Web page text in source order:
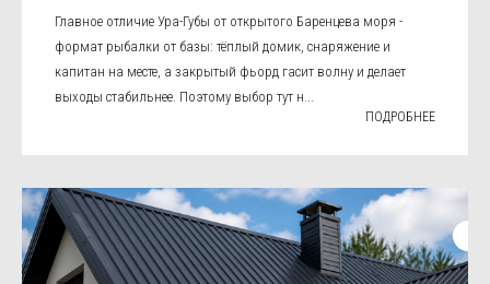
Главное отличие Ура-Губы от открытого Баренцева моря -
формат рыбалки от базы: тёплый домик, снаряжение и
капитан на месте, а закрытый фьорд гасит волну и делает
выходы стабильнее. Поэтому выбор тут н...
ПОДРОБНЕЕ